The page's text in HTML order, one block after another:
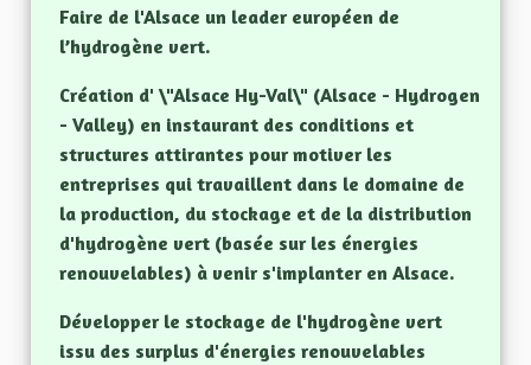
Faire de l'Alsace un leader européen de
l’hydrogène vert.
Création d' \"Alsace Hy-Val\" (Alsace - Hydrogen
- Valley) en instaurant des conditions et
structures attirantes pour motiver les
entreprises qui travaillent dans le domaine de
la production, du stockage et de la distribution
d'hydrogène vert (basée sur les énergies
renouvelables) à venir s'implanter en Alsace.
Développer le stockage de l'hydrogène vert
issu des surplus d'énergies renouvelables